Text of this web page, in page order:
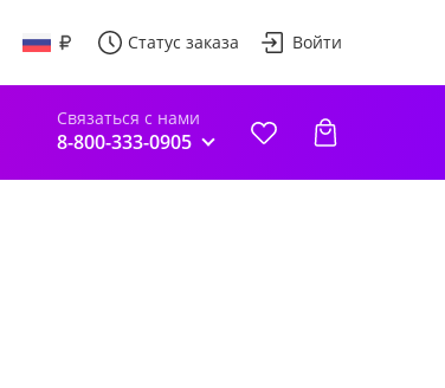
Статус заказа Войти
Связаться с нами
8-800-333-0905